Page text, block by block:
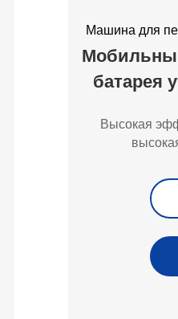
Машина для
батарея
Высокая